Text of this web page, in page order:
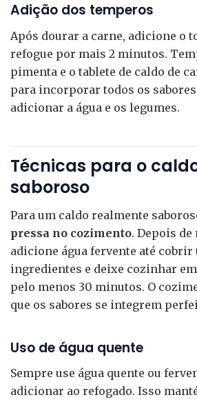
Adição dos temperos
Após dourar a carne, adicione o
refogue por mais 2 minutos.
pimenta e o tablete de caldo de
para incorporar todos os sabores
adicionar a água e os legumes.
Técnicas para o
saboroso
Para um caldo realmente
pressa no cozimento. Depois de
adicione água fervente até cobrir
ingredientes e deixe cozinhar
pelo menos 30 minutos. O
que os sabores se integrem
Uso de água quente
Sempre use água quente ou
adicionar ao refogado. Isso